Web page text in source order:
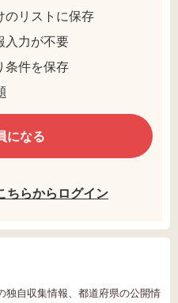
のリストに保存
入力が不要
条件を保存
になる
ちらからログイン
独自収集情報、都道府県の公開情